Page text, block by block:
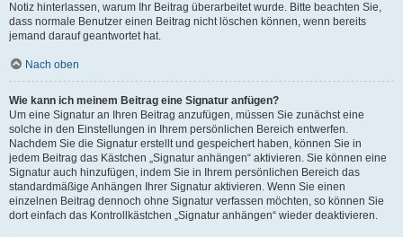
Notiz hinterlassen, warum Ihr Beitrag überarbeitet wurde. Bitte beachten Sie,
dass normale Benutzer einen Beitrag nicht löschen können, wenn bereits
jemand darauf geantwortet hat.
Nach oben
Wie kann ich meinem Beitrag eine Signatur anfügen?
Um eine Signatur an Ihren Beitrag anzufügen, müssen Sie zunächst eine
solche in den Einstellungen in Ihrem persönlichen Bereich entwerfen.
Nachdem Sie die Signatur erstellt und gespeichert haben, können Sie in
jedem Beitrag das Kästchen „Signatur anhängen“ aktivieren. Sie können eine
Signatur auch hinzufügen, indem Sie in Ihrem persönlichen Bereich das
standardmäßige Anhängen Ihrer Signatur aktivieren. Wenn Sie einen
einzelnen Beitrag dennoch ohne Signatur verfassen möchten, so können Sie
dort einfach das Kontrollkästchen „Signatur anhängen“ wieder deaktivieren.